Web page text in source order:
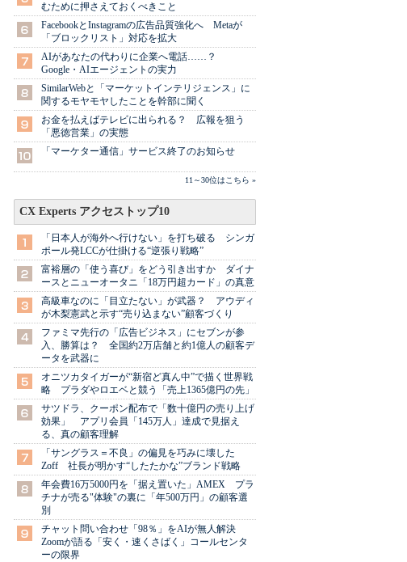
むために押さえておくべきこと
FacebookとInstagramの広告品質強化へ Metaが
「ブロックリスト」対応を拡大
AIがあなたの代わりに企業へ電話……？
Google・AIエージェントの実力
SimilarWebと「マーケットインテリジェンス」に
関するモヤモヤしたことを幹部に聞く
お金を払えばテレビに出られる？ 広報を狙う
「悪徳営業」の実態
「マーケター通信」サービス終了のお知らせ
11～30位はこちら »
CX Experts アクセストップ10
「日本人が海外へ行けない」を打ち破る シンガ
ポール発LCCが仕掛ける“逆張り戦略”
富裕層の「使う喜び」をどう引き出すか ダイナ
ースとニューオータニ「18万円超カード」の真意
高級車なのに「目立たない」が武器？ アウディ
が木梨憲武と示す“売り込まない”顧客づくり
ファミマ先行の「広告ビジネス」にセブンが参
入、勝算は？ 全国約2万店舗と約1億人の顧客デ
ータを武器に
オニツカタイガーが“新宿ど真ん中”で描く世界戦
略 プラダやロエベと競う「売上1365億円の先」
サツドラ、クーポン配布で「数十億円の売り上げ
効果」 アプリ会員「145万人」達成で見据え
る、真の顧客理解
「サングラス＝不良」の偏見を巧みに壊した
Zoff 社長が明かす“したたかな”ブランド戦略
年会費16万5000円を「据え置いた」AMEX プラ
チナが売る"体験"の裏に「年500万円」の顧客選
別
チャット問い合わせ「98％」をAIが無人解決
Zoomが語る「安く・速くさばく」コールセンタ
ーの限界